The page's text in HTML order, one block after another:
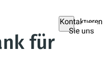
Kontaktieren
Sie uns
für